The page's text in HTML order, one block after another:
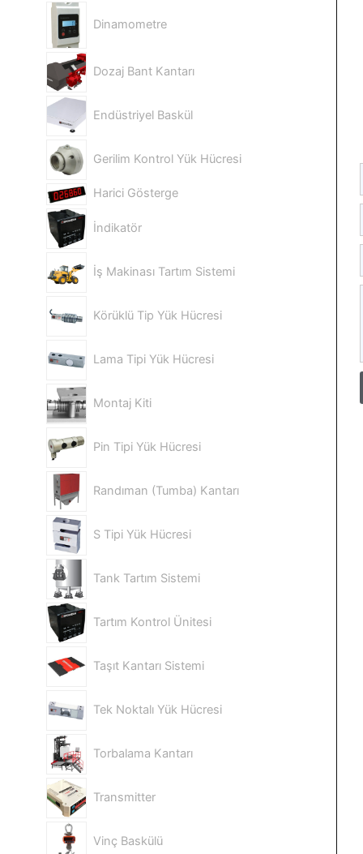
Dinamometre
Dozaj Bant Kantarı
Endüstriyel Baskül
Gerilim Kontrol Yük Hücresi
Harici Gösterge
İndikatör
İş Makinası Tartım Sistemi
Körüklü Tip Yük Hücresi
Lama Tipi Yük Hücresi
Montaj Kiti
Pin Tipi Yük Hücresi
Randıman (Tumba) Kantarı
S Tipi Yük Hücresi
Tank Tartım Sistemi
Tartım Kontrol Ünitesi
Taşıt Kantarı Sistemi
Tek Noktalı Yük Hücresi
Torbalama Kantarı
Transmitter
Vinç Baskülü